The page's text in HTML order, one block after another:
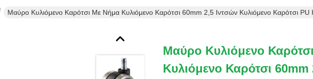
Μαύρο Κυλιόμενο Καρότσι Με Νήμα Κυλιόμενο Καρότσι 60mm 2,5 Ιντσών Κυλιόμενο Καρότσι PU
Μαύρο Κυλιόμενο
Κυλιόμενο Καρότσι 60mm